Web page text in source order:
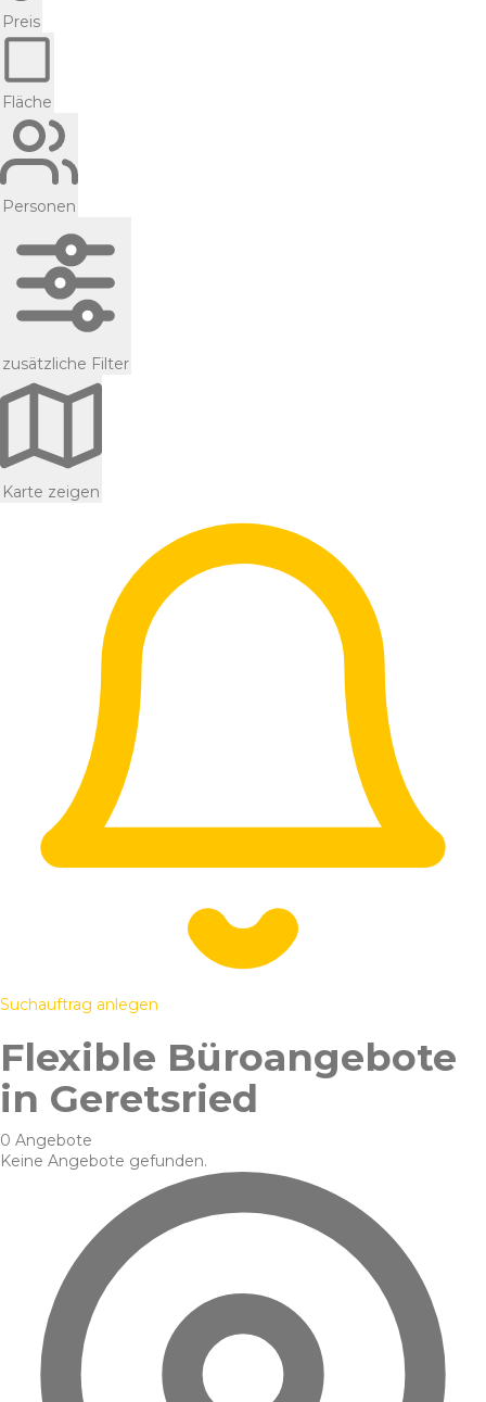
Preis
Fläche
Personen
zusätzliche Filter
Karte zeigen
Suchauftrag anlegen
Flexible Büroangebote
in Geretsried
0 Angebote
Keine Angebote gefunden.